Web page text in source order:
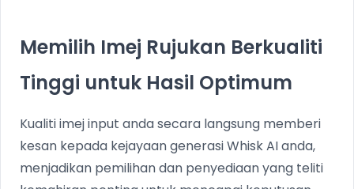
Memilih Imej Rujukan Berkualiti
Tinggi untuk Hasil Optimum
Kualiti imej input anda secara langsung memberi
kesan kepada kejayaan generasi Whisk AI anda,
menjadikan pemilihan dan penyediaan yang teliti